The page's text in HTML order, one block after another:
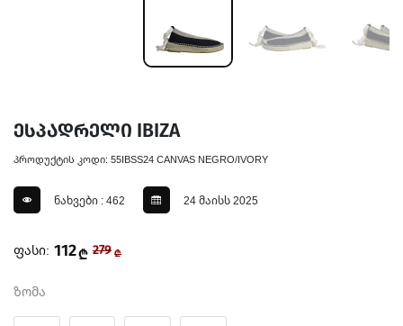
ესპადრელი IBIZA
პროდუქტის კოდი: 55IBSS24 CANVAS NEGRO/IVORY
ნახვები : 462 24 მაისს 2025
ფასი: 112₾ 279 ₾
ზომა